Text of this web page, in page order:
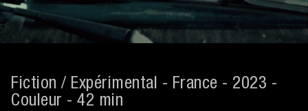
Fiction / Expérimental - France - 2023 -
Couleur - 42 min